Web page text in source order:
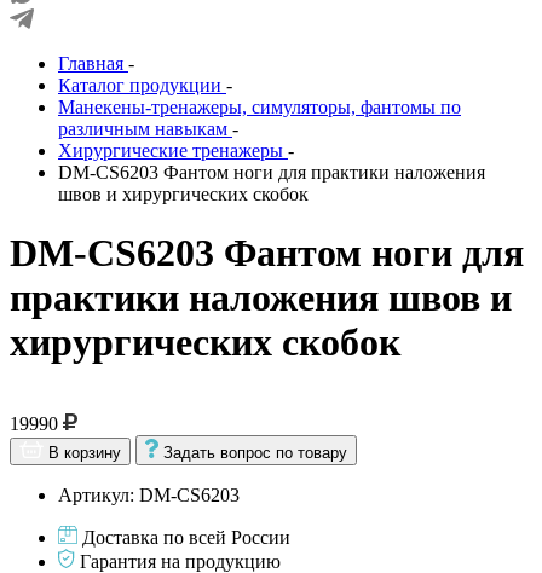
Главная -
Каталог продукции -
Манекены-тренажеры, симуляторы, фантомы по
различным навыкам -
Хирургические тренажеры -
DM-CS6203 Фантом ноги для практики наложения
швов и хирургических скобок
DM-CS6203 Фантом ноги для
практики наложения швов и
хирургических скобок
19990
В корзину Задать вопрос по товару
Артикул: DM-CS6203
Доставка по всей России
Гарантия на продукцию